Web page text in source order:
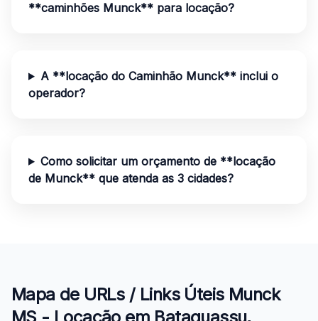
**caminhões Munck** para locação?
A **locação do Caminhão Munck** inclui o
operador?
Como solicitar um orçamento de **locação
de Munck** que atenda as 3 cidades?
Mapa de URLs / Links Úteis Munck